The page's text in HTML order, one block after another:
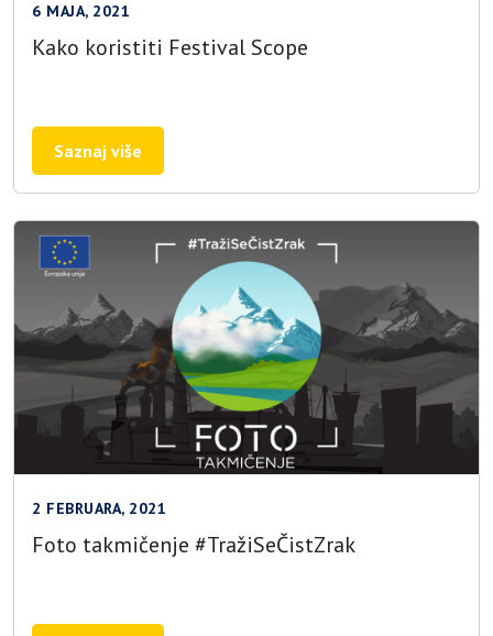
6 MAJA, 2021
Kako koristiti Festival Scope
Saznaj više
2 FEBRUARA, 2021
Foto takmičenje #TražiSeČistZrak